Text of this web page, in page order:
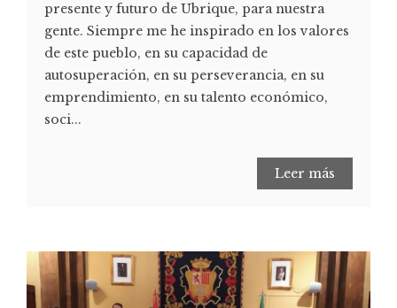
presente y futuro de Ubrique, para nuestra
gente. Siempre me he inspirado en los valores
de este pueblo, en su capacidad de
autosuperación, en su perseverancia, en su
emprendimiento, en su talento económico,
soci...
Leer más